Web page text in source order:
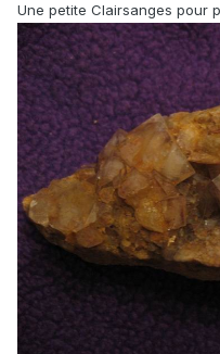
Une petite Clairsanges pour